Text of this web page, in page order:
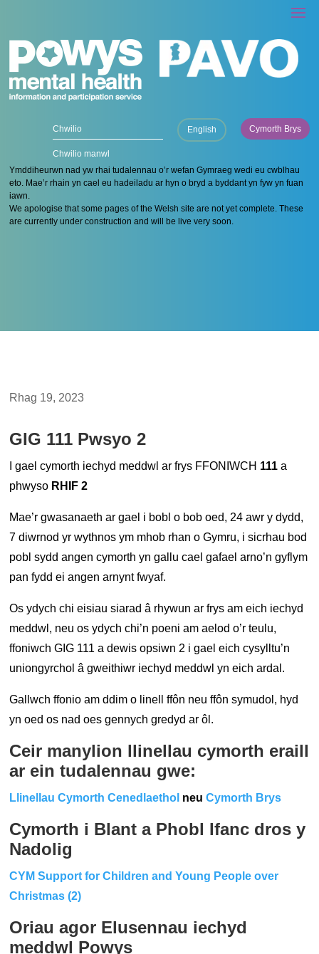
Chwilio manwl
English Cymorth Brys
Ymddiheurwn nad yw rhai tudalennau o’r wefan Gymraeg wedi eu cwblhau
eto. Mae’r rhain yn cael eu hadeiladu ar hyn o bryd a byddant yn fyw yn fuan
iawn.
We apologise that some pages of the Welsh site are not yet complete. These
are currently under construction and will be live very soon.
Rhag 19, 2023
GIG 111 Pwsyo 2
I gael cymorth iechyd meddwl ar frys FFONIWCH 111 a
phwyso RHIF 2
Mae’r gwasanaeth ar gael i bobl o bob oed, 24 awr y dydd,
7 diwrnod yr wythnos ym mhob rhan o Gymru, i sicrhau bod
pobl sydd angen cymorth yn gallu cael gafael arno’n gyflym
pan fydd ei angen arnynt fwyaf.
Os ydych chi eisiau siarad â rhywun ar frys am eich iechyd
meddwl, neu os ydych chi’n poeni am aelod o’r teulu,
ffoniwch GIG 111 a dewis opsiwn 2 i gael eich cysylltu’n
uniongyrchol â gweithiwr iechyd meddwl yn eich ardal.
Gallwch ffonio am ddim o linell ffôn neu ffôn symudol, hyd
yn oed os nad oes gennych gredyd ar ôl.
Ceir manylion llinellau cymorth eraill
ar ein tudalennau gwe:
Llinellau Cymorth Cenedlaethol neuCymorth Brys
Cymorth i Blant a Phobl Ifanc dros y
Nadolig
CYM Support for Children and Young People over
Christmas (2)
Oriau agor Elusennau iechyd
meddwl Powys